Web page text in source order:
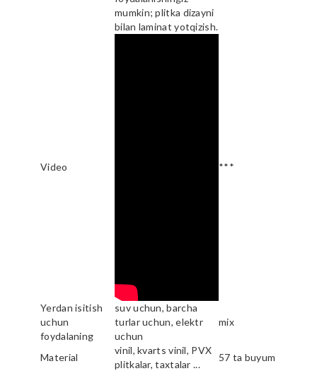
mumkin; plitka dizayni
bilan laminat yotqizish.
Video ***
Yerdan isitish
uchun
foydalaning
suv uchun, barcha
turlar uchun, elektr
uchun
mix
Material
vinil, kvarts vinil, PVX
plitkalar, taxtalar ...
57 ta buyum